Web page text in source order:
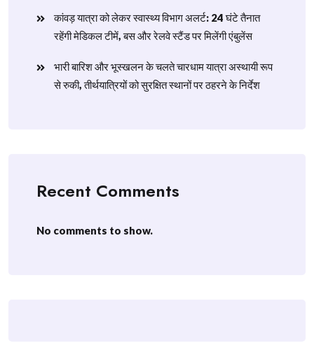
​कांवड़ यात्रा को लेकर स्वास्थ्य विभाग अलर्ट: 24 घंटे तैनात
रहेंगी मेडिकल टीमें, बस और रेलवे स्टैंड पर मिलेंगी एंबुलेंस
​भारी बारिश और भूस्खलन के चलते चारधाम यात्रा अस्थायी रूप
से रुकी, तीर्थयात्रियों को सुरक्षित स्थानों पर ठहरने के निर्देश
Recent Comments
No comments to show.